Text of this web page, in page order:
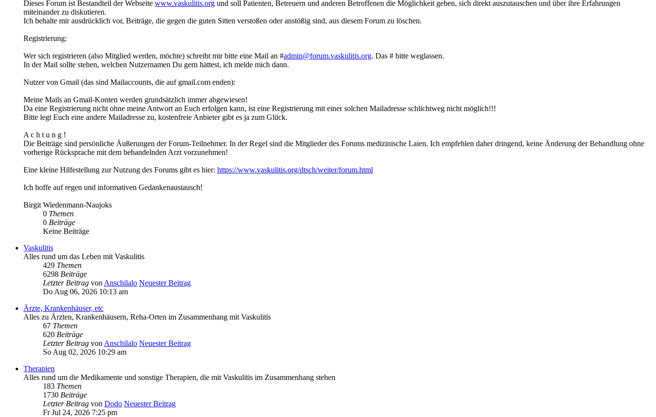
Dieses Forum ist Bestandteil der Webseite www.vaskulitis.org und soll Patienten, Betreuern und anderen Betroffenen die Möglichkeit geben, sich direkt auszutauschen und über ihre Erfahrungen
miteinander zu diskutieren.
Ich behalte mir ausdrücklich vor, Beiträge, die gegen die guten Sitten verstoßen oder anstößig sind, aus diesem Forum zu löschen.
Registrierung:
Wer sich registrieren (also Mitglied werden, möchte) schreibt mir bitte eine Mail an #admin@forum.vaskulitis.org. Das # bitte weglassen.
In der Mail sollte stehen, welchen Nutzernamen Du gern hättest, ich melde mich dann.
Nutzer von Gmail (das sind Mailaccounts, die auf gmail.com enden):
Meine Mails an Gmail-Konten werden grundsätzlich immer abgewiesen!
Da eine Registrierung nicht ohne meine Antwort an Euch erfolgen kann, ist eine Registrierung mit einer solchen Mailadresse schlichtweg nicht möglich!!!
Bitte legt Euch eine andere Mailadresse zu, kostenfreie Anbieter gibt es ja zum Glück.
A c h t u n g !
Die Beiträge sind persönliche Äußerungen der Forum-Teilnehmer. In der Regel sind die Mitglieder des Forums medizinische Laien. Ich empfehlen daher dringend, keine Änderung der Behandlung ohne
vorherige Rücksprache mit dem behandelnden Arzt vorzunehmen!
Eine kleine Hilfestellung zur Nutzung des Forums gibt es hier: https://www.vaskulitis.org/dtsch/weiter/forum.html
Ich hoffe auf regen und informativen Gedankenaustausch!
Birgit Wiedenmann-Naujoks
0 Themen
0 Beiträge
Keine Beiträge
Vaskulitis
Alles rund um das Leben mit Vaskulitis
429 Themen
6298 Beiträge
Letzter Beitrag von Anschilalo Neuester Beitrag
Do Aug 06, 2026 10:13 am
Ärzte, Krankenhäuser, etc
Alles zu Ärzten, Krankenhäusern, Reha-Orten im Zusammenhang mit Vaskulitis
67 Themen
620 Beiträge
Letzter Beitrag von Anschilalo Neuester Beitrag
So Aug 02, 2026 10:29 am
Therapien
Alles rund um die Medikamente und sonstige Therapien, die mit Vaskulitis im Zusammenhang stehen
183 Themen
1730 Beiträge
Letzter Beitrag von Dodo Neuester Beitrag
Fr Jul 24, 2026 7:25 pm